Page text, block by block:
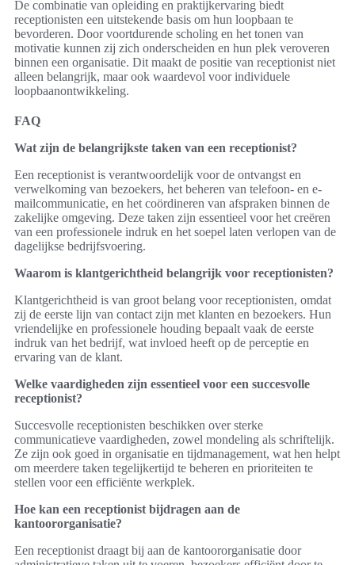
De combinatie van opleiding en praktijkervaring biedt
receptionisten een uitstekende basis om hun loopbaan te
bevorderen. Door voortdurende scholing en het tonen van
motivatie kunnen zij zich onderscheiden en hun plek veroveren
binnen een organisatie. Dit maakt de positie van receptionist niet
alleen belangrijk, maar ook waardevol voor individuele
loopbaanontwikkeling.
FAQ
Wat zijn de belangrijkste taken van een receptionist?
Een receptionist is verantwoordelijk voor de ontvangst en
verwelkoming van bezoekers, het beheren van telefoon- en e-
mailcommunicatie, en het coördineren van afspraken binnen de
zakelijke omgeving. Deze taken zijn essentieel voor het creëren
van een professionele indruk en het soepel laten verlopen van de
dagelijkse bedrijfsvoering.
Waarom is klantgerichtheid belangrijk voor receptionisten?
Klantgerichtheid is van groot belang voor receptionisten, omdat
zij de eerste lijn van contact zijn met klanten en bezoekers. Hun
vriendelijke en professionele houding bepaalt vaak de eerste
indruk van het bedrijf, wat invloed heeft op de perceptie en
ervaring van de klant.
Welke vaardigheden zijn essentieel voor een succesvolle
receptionist?
Succesvolle receptionisten beschikken over sterke
communicatieve vaardigheden, zowel mondeling als schriftelijk.
Ze zijn ook goed in organisatie en tijdmanagement, wat hen helpt
om meerdere taken tegelijkertijd te beheren en prioriteiten te
stellen voor een efficiënte werkplek.
Hoe kan een receptionist bijdragen aan de
kantoororganisatie?
Een receptionist draagt bij aan de kantoororganisatie door